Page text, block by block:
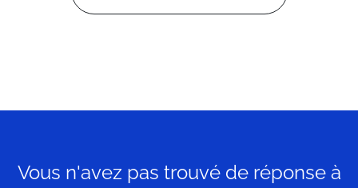
Vous n'avez pas trouvé de réponse à